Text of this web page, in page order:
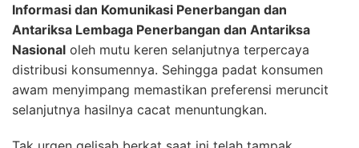
Informasi dan Komunikasi Penerbangan dan
Antariksa Lembaga Penerbangan dan Antariksa
Nasional oleh mutu keren selanjutnya terpercaya
distribusi konsumennya. Sehingga padat konsumen
awam menyimpang memastikan preferensi meruncit
selanjutnya hasilnya cacat menuntungkan.